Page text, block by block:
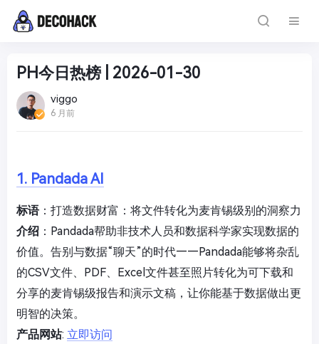
PH今日热榜 | 2026-01-30
viggo
6 月前
1. Pandada AI
标语：打造数据财富：将文件转化为麦肯锡级别的洞察力
介绍 ：Pandada帮助非技术人员和数据科学家实现数据的
价值。告别与数据“聊天”的时代——Pandada能够将杂乱
的CSV文件、PDF、Excel文件甚至照片转化为可下载和
分享的麦肯锡级报告和演示文稿，让你能基于数据做出更
明智的决策。
产品网站: 立即访问